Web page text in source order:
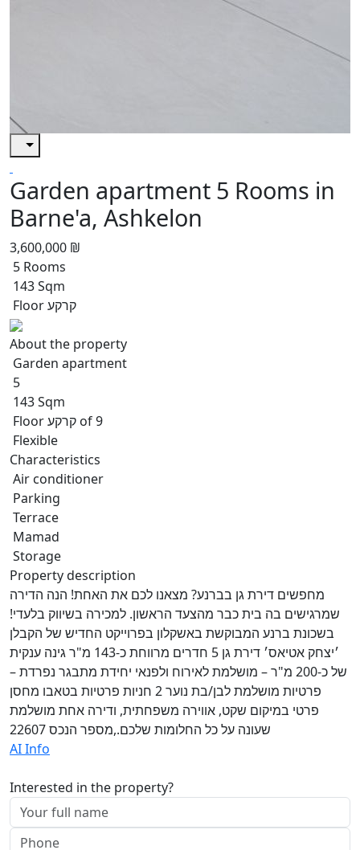
Garden apartment 5 Rooms in
Barne'a, Ashkelon
3,600,000 ₪
5 Rooms
143 Sqm
Floor קרקע
About the property
Garden apartment
5
143 Sqm
Floor קרקע of 9
Flexible
Characteristics
Air conditioner
Parking
Terrace
Mamad
Storage
Property description
מחפשים דירת גן בברנע? מצאנו לכם את האחת! הנה הדירה
שמרגישים בה בית כבר מהצעד הראשון. למכירה בשיווק בלעדי!
בשכונת ברנע המבוקשת באשקלון בפרוייקט החדיש של הקבלן
׳יצחק אטיאס׳ דירת גן 5 חדרים מרווחת כ-143 מ"ר גינה ענקית
של כ-200 מ"ר – מושלמת לאירוח ולפנאי יחידת מתבגר נפרדת –
פרטיות מושלמת לבן/בת נוער 2 חניות פרטיות בטאבו מחסן
פרטי במיקום שקט, אווירה משפחתית, ודירה אחת מושלמת
שעונה על כל החלומות שלכם.,מספר הנכס 22607
AI Info
Interested in the property?